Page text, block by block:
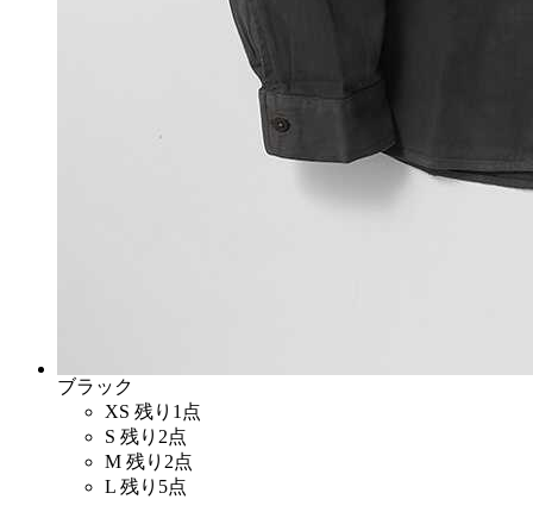
ブラック
XS 残り1点
S 残り2点
M 残り2点
L 残り5点